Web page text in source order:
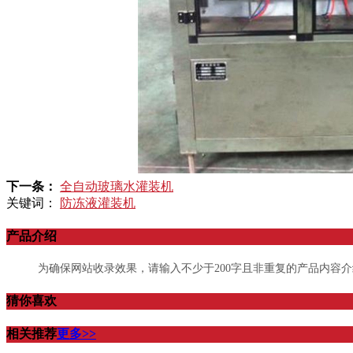
下一条： 全自动玻璃水灌装机
关键词：
防冻液灌装机
产品介绍
为确保网站收录效果，请输入不少于200字且非重复的产品内容
猜你喜欢
相关推荐更多>>